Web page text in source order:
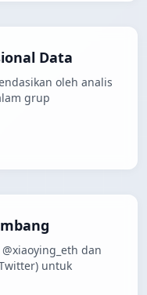
Data
oleh analis
grup
dan
untuk